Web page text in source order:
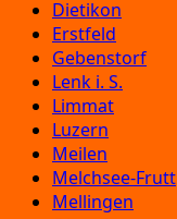
Dietikon
Erstfeld
Gebenstorf
Lenk i. S.
Limmat
Luzern
Meilen
Melchsee-Frutt
Mellingen